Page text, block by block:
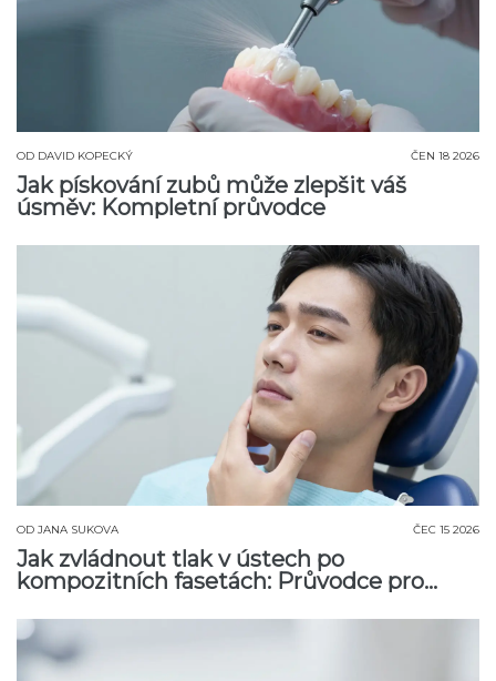
OD DAVID KOPECKÝ ČEN 18 2026
Jak pískování zubů může zlepšit váš
úsměv: Kompletní průvodce
OD JANA SUKOVA ČEC 15 2026
Jak zvládnout tlak v ústech po
kompozitních fasetách: Průvodce pro